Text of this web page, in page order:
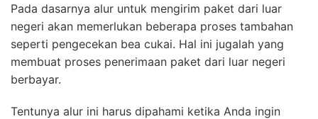
Pada dasarnya alur untuk mengirim paket dari luar
negeri akan memerlukan beberapa proses tambahan
seperti pengecekan bea cukai. Hal ini jugalah yang
membuat proses penerimaan paket dari luar negeri
berbayar.
Tentunya alur ini harus dipahami ketika Anda ingin